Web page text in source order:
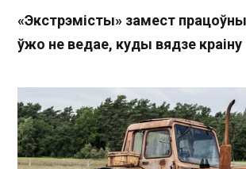
«Экстрэмісты» замест
ўжо не ведае, куды вядзе краіну